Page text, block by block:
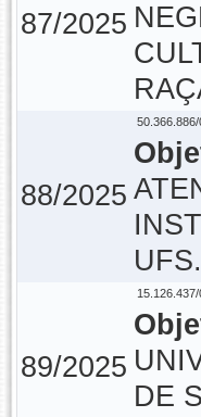
87/2025
88/2025
UFS.
89/2025
DE